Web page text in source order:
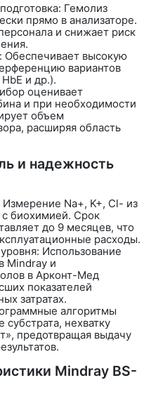
Гемолиз
прямо в анализаторе.
и снижает риск
высокую
вариантов
и др.).
оценивает
и при необходимости
объем
расширяя область
и надежность
Измерение Na+, K+, Cl- из
биохимией. Срок
до 9 месяцев, что
расходы.
Использование
Mindray и
в Арконт-Мед
показателей
затратах.
алгоритмы
нехватку
предотвращая выдачу
Mindray BS-